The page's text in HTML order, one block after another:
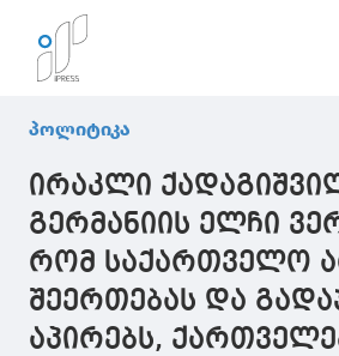
პოლიტიკა
ირაკლი
გერმანიის ელჩი
რომ საქართველო
შეერთებას და
აპირებს,